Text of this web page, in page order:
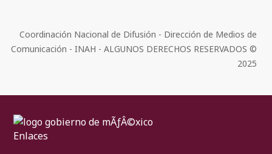
Coordinación Nacional de Difusión - Dirección de Medios de
Comunicación - INAH - ALGUNOS DERECHOS RESERVADOS ©
2025
Enlaces